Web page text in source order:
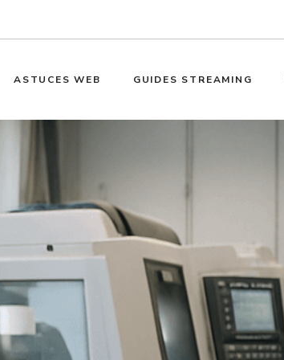
ASTUCES WEB GUIDES STREAMING